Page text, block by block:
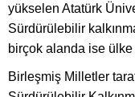
yükselen Atatürk
Sürdürülebilir
birçok alanda ise
Birleşmiş Milletler